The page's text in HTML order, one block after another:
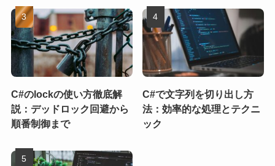
C#のlockの使い方徹底解
説：デッドロック回避から
順番制御まで
C#で文字列を切り出し方
法：効率的な処理とテクニ
ック